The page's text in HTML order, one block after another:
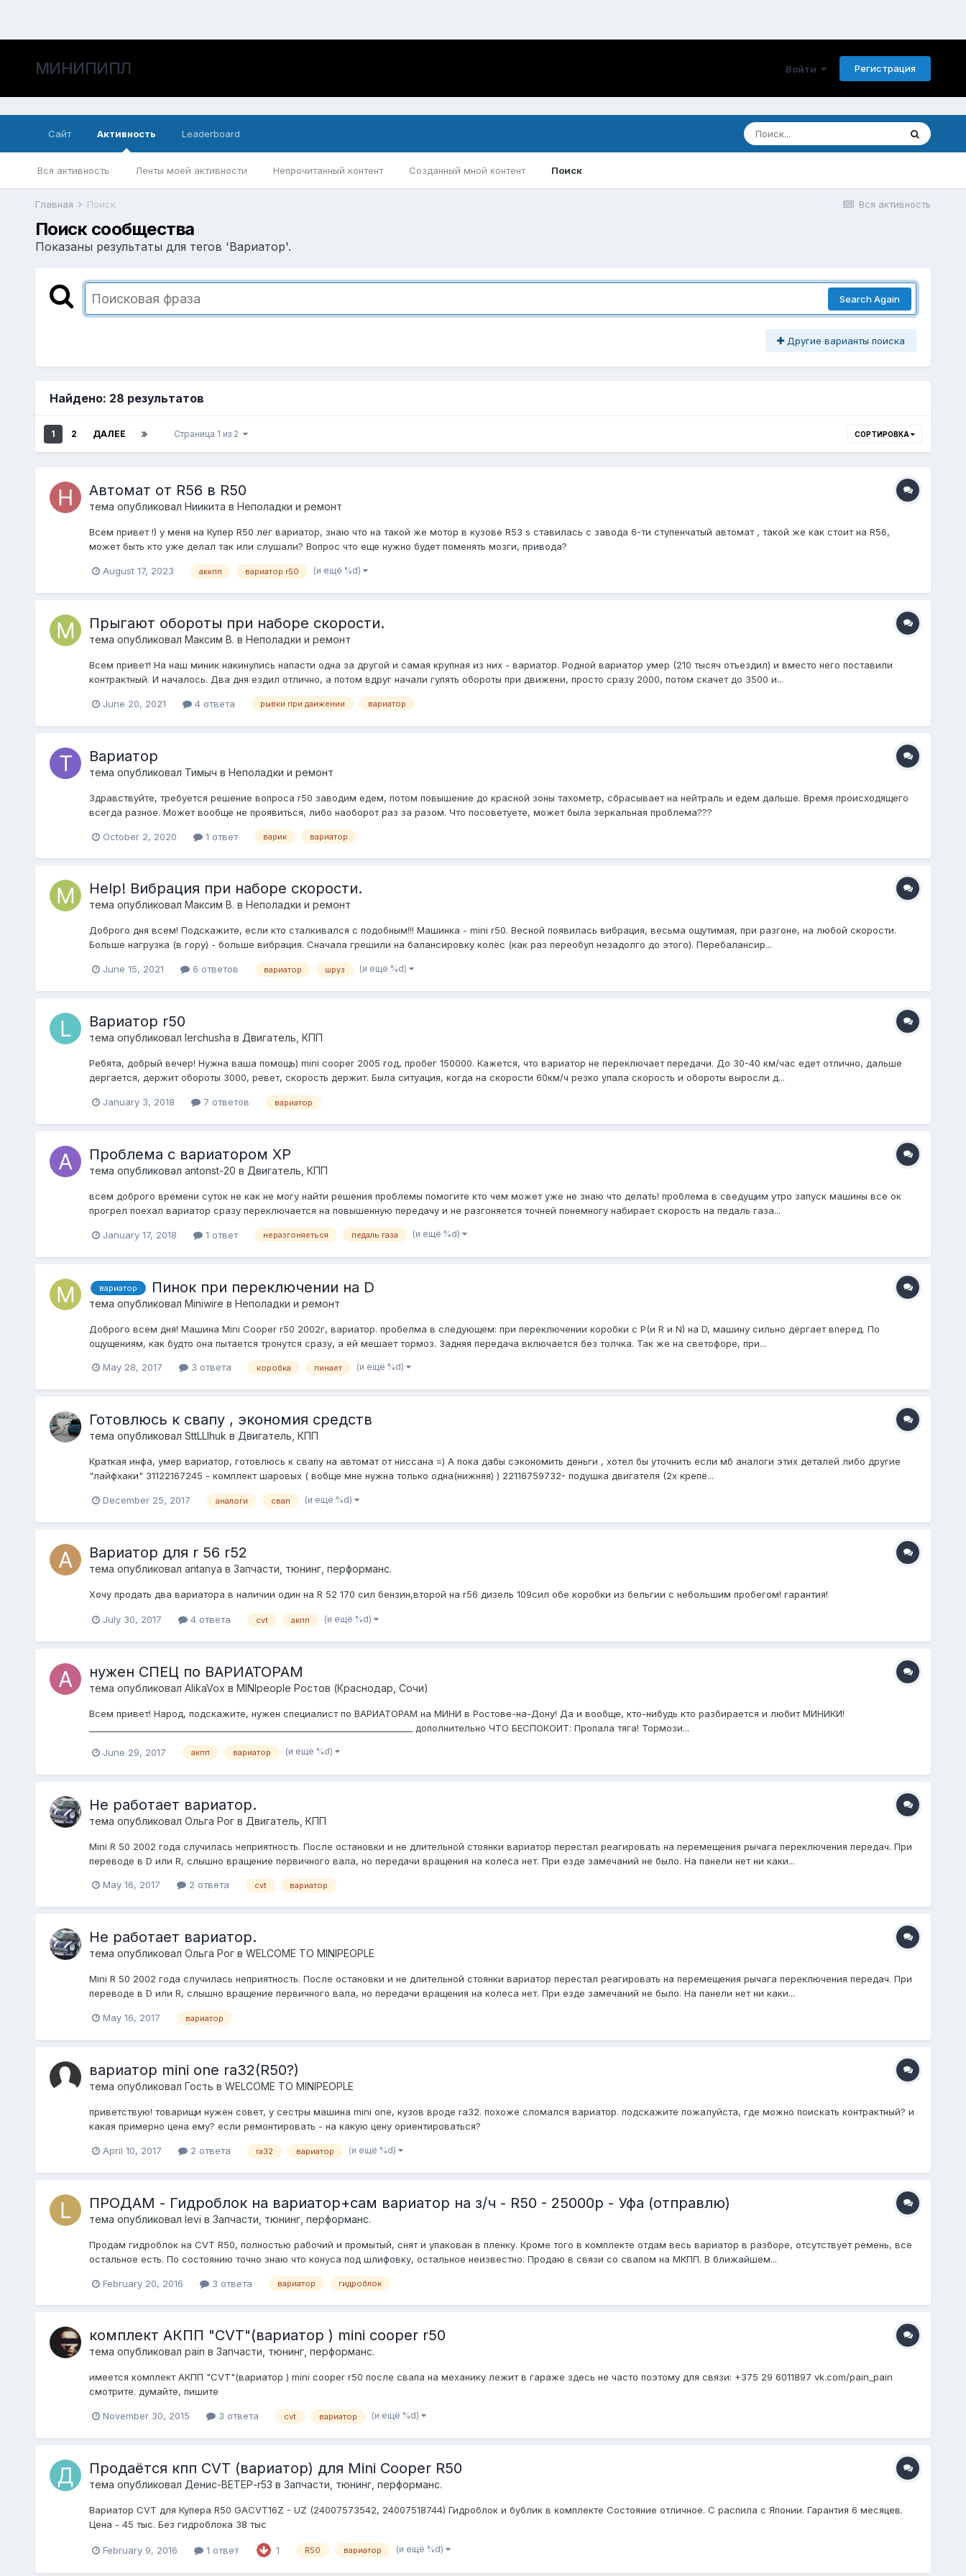
МИНИПИПЛ Войти Регистрация
Сайт Активность
Вся активность Ленты моей активности Непрочитанный контент Созданный мной контент Поиск
Leaderboard
Вся активность
Главная Поиск
Поиск сообщества
Показаны результаты для тегов 'Вариатор'.
Search Again
Другие варианты поиска
Найдено: 28 результатов
1 2 ДАЛЕЕ Страница 1 из 2 СОРТИРОВКА
Автомат от R56 в R50
тема опубликовал Ниикита в Неполадки и ремонт
Всем привет !) у меня на Купер R50 лёг вариатор, знаю что на такой же мотор в кузове R53 s ставилась с завода 6-ти ступенчатый автомат , такой же как стоит на R56,
может быть кто уже делал так или слушали? Вопрос что еще нужно будет поменять мозги, привода?
August 17, 2023 аккпп вариатор r50 (и ещё %d)
Прыгают обороты при наборе скорости.
тема опубликовал Максим В. в Неполадки и ремонт
Всем привет! На наш миник накинулись напасти одна за другой и самая крупная из них - вариатор. Родной вариатор умер (210 тысяч отъездил) и вместо него поставили
контрактный. И началось. Два дня ездил отлично, а потом вдруг начали гулять обороты при движени, просто сразу 2000, потом скачет до 3500 и...
June 20, 2021 4 ответа рывки при даижении вариатор
Вариатор
тема опубликовал Тимыч в Неполадки и ремонт
Здравствуйте, требуется решение вопроса r50 заводим едем, потом повышение до красной зоны тахометр, сбрасывает на нейтраль и едем дальше. Время происходящего
всегда разное. Может вообще не проявиться, либо наоборот раз за разом. Что посоветуете, может была зеркальная проблема???
October 2, 2020 1 ответ варик вариатор
Help! Вибрация при наборе скорости.
тема опубликовал Максим В. в Неполадки и ремонт
Доброго дня всем! Подскажите, если кто сталкивался с подобным!!! Машинка - mini r50. Весной появилась вибрация, весьма ощутимая, при разгоне, на любой скорости.
Больше нагрузка (в гору) - больше вибрация. Сначала грешили на балансировку колёс (как раз переобул незадолго до этого). Перебалансир...
June 15, 2021 6 ответов вариатор шруз (и ещё %d)
Вариатор r50
тема опубликовал lerchusha в Двигатель, КПП
Ребята, добрый вечер! Нужна ваша помощь) mini cooper 2005 год, пробег 150000. Кажется, что вариатор не переключает передачи. До 30-40 км/час едет отлично, дальше
дергается, держит обороты 3000, ревет, скорость держит. Была ситуация, когда на скорости 60км/ч резко упала скорость и обороты выросли д...
January 3, 2018 7 ответов вариатор
Проблема с вариатором XP
тема опубликовал antonst-20 в Двигатель, КПП
всем доброго времени суток не как не могу найти решения проблемы помогите кто чем может уже не знаю что делать! проблема в сведущим утро запуск машины все ок
прогрел поехал вариатор сразу переключается на повышенную передачу и не разгоняется точней понемногу набирает скорость на педаль газа...
January 17, 2018 1 ответ неразгоняеться педаль газа (и ещё %d)
вариатор Пинок при переключении на D
тема опубликовал Miniwire в Неполадки и ремонт
Доброго всем дня! Машина Mini Cooper r50 2002г, вариатор. пробелма в следующем: при переключении коробки с P(и R и N) на D, машину сильно дёргает вперед. По
ощущениям, как будто она пытается тронутся сразу, а ей мешает тормоз. Задняя передача включается без толчка. Так же на светофоре, при...
May 28, 2017 3 ответа коробка пинает (и ещё %d)
Готовлюсь к свапу , экономия средств
тема опубликовал SttLLIhuk в Двигатель, КПП
Краткая инфа, умер вариатор, готовлюсь к свапу на автомат от ниссана =) А пока дабы сэкономить деньги , хотел бы уточнить если мб аналоги этих деталей либо другие
"лайфхаки" 31122167245 - комплект шаровых ( вобще мне нужна только одна(нижняя) ) 22116759732- подушка двигателя (2х крепё...
December 25, 2017 аналоги свап (и ещё %d)
Вариатор для r 56 r52
тема опубликовал antanya в Запчасти, тюнинг, перформанс.
Хочу продать два вариатора в наличии один на R 52 170 сил бензин,второй на r56 дизель 109сил обе коробки из бельгии с небольшим пробегом! гарантия!
July 30, 2017 4 ответа cvt акпп (и ещё %d)
нужен СПЕЦ по ВАРИАТОРАМ
тема опубликовал AlikaVox в MINIpeople Ростов (Краснодар, Сочи)
Всем привет! Народ, подскажите, нужен специалист по ВАРИАТОРАМ на МИНИ в Ростове-на-Дону! Да и вообще, кто-нибудь кто разбирается и любит МИНИКИ!
___________________________________________________________________________ дополнительно ЧТО БЕСПОКОИТ: Пропала тяга! Тормози...
June 29, 2017 акпп вариатор (и ещё %d)
Не работает вариатор.
тема опубликовал Ольга Рогв Двигатель, КПП
Mini R 50 2002 года случилась неприятность. После остановки и не длительной стоянки вариатор перестал реагировать на перемещения рычага переключения передач. При
переводе в D или R, слышно вращение первичного вала, но передачи вращения на колеса нет. При езде замечаний не было. На панели нет ни каки...
May 16, 2017 2 ответа cvt вариатор
Не работает вариатор.
тема опубликовал Ольга Рогв WELCOME TO MINIPEOPLE
Mini R 50 2002 года случилась неприятность. После остановки и не длительной стоянки вариатор перестал реагировать на перемещения рычага переключения передач. При
переводе в D или R, слышно вращение первичного вала, но передачи вращения на колеса нет. При езде замечаний не было. На панели нет ни каки...
May 16, 2017 вариатор
вариатор mini one ra32(R50?)
тема опубликовал Гость в WELCOME TO MINIPEOPLE
приветствую! товарищи нужен совет, у сестры машина mini one, кузов вроде ra32. похоже сломался вариатор. подскажите пожалуйста, где можно поискать контрактный? и
какая примерно цена ему? если ремонтировать - на какую цену ориентироваться?
April 10, 2017 2 ответа ra32 вариатор (и ещё %d)
ПРОДАМ - Гидроблок на вариатор+сам вариатор на з/ч - R50 - 25000р - Уфа (отправлю)
тема опубликовал levi в Запчасти, тюнинг, перформанс.
Продам гидроблок на CVT R50, полностью рабочий и промытый, снят и упакован в пленку. Кроме того в комплекте отдам весь вариатор в разборе, отсутствует ремень, все
остальное есть. По состоянию точно знаю что конуса под шлифовку, остальное неизвестно. Продаю в связи со свапом на МКПП. В ближайшем...
February 20, 2016 3 ответа вариатор гидроблок
комплект АКПП "CVT"(вариатор ) mini cooper r50
тема опубликовал pain в Запчасти, тюнинг, перформанс.
имеется комплект АКПП "CVT"(вариатор ) mini cooper r50 после свапа на механику лежит в гараже здесь не часто поэтому для связи: +375 29 6011897 vk.com/pain_pain
смотрите. думайте, пишите
November 30, 2015 3 ответа cvt вариатор (и ещё %d)
Продаётся кпп CVT (вариатор) для Mini Cooper R50
тема опубликовал Денис-ВЕТЕР-r53 в Запчасти, тюнинг, перформанс.
Вариатор CVT для Купера R50 GACVT16Z - UZ (24007573542, 24007518744) Гидроблок и бублик в комплекте Состояние отличное. С распила с Японии. Гарантия 6 месяцев.
Цена - 45 тыс. Без гидроблока 38 тыс
February 9, 2016 1 ответ 1 R50 вариатор (и ещё %d)